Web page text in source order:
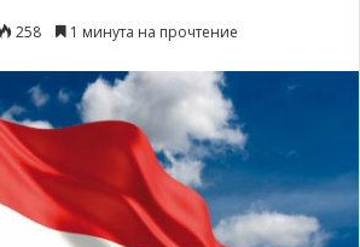
258 1 минута на прочтение